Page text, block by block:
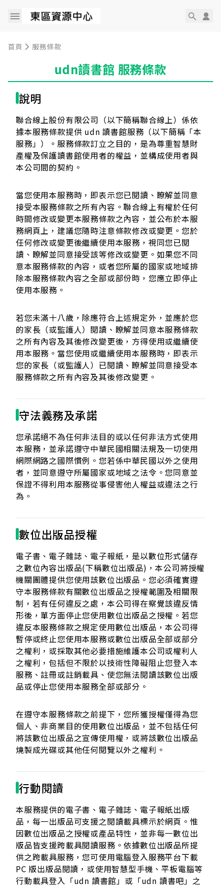
首頁 服務條款
udn讀書館 服務條款
說明
聯合線上股份有限公司（以下簡稱聯合線上）係依
據本服務條款提供 udn 讀書館服務（以下簡稱「本
服務」）。服務條款訂立之目的，是為尊重智慧財
產權及保護讀書館使用者的權益，並構成使用者與
本公司間的契約。
當您使用本服務時，即表示您已閱讀、瞭解並同意
接受本服務條款之所有內容。聯合線上有權於任何
時間修改或變更本服務條款之內容，並公布於本服
務網頁上，建議您隨時注意條款修改或變更。您於
任何修改或變更後繼續使用本服務，視同您已閱
讀、瞭解並同意接受該等修改或變更。如果您不同
意本服務條款的內容，或者您所屬的國家或地域排
除本服務條款內容之全部或部份時，您應立即停止
使用本服務。
若您未滿十八歲，除應符合上述規定外，並應於您
的家長（或監護人）閱讀、瞭解並同意本服務條款
之所有內容及其後修改變更後，方得使用或繼續使
用本服務。當您使用或繼續使用本服務時，即表示
您的家長（或監護人）已閱讀、瞭解並同意接受本
服務條款之所有內容及其後修改變更。
守法義務及承諾
您承諾絕不為任何非法目的或以任何非法方式使用
本服務，並承諾遵守中華民國相關法規及一切使用
網際網路之國際慣例。您若係中華民國以外之使用
者，並同意遵守所屬國家或地域之法令。您同意並
保證不得利用本服務從事侵害他人權益或違法之行
為。
數位出版品授權
電子書、電子雜誌、電子報紙，是以數位形式儲存
之數位內容出版品(下稱數位出版品)，本公司將授權
機關團體提供您使用該數位出版品。您必須確實遵
守本服務條款有關數位出版品之授權範圍及相關限
制，若有任何違反之處，本公司得在察覺該違反情
形後，單方面停止您使用數位出版品之授權。若您
違反本服務條款之規定使用數位出版品，本公司得
暫停或終止您使用本服務或數位出版品全部或部分
之權利，或採取其他必要措施維護本公司或權利人
之權利，包括但不限於以技術性障礙阻止您登入本
服務、註冊或註銷載具、使您無法閱讀該數位出版
品或停止您使用本服務全部或部分。
在遵守本服務條款之前提下，您所獲授權僅得為您
個人、非商業目的使用數位出版品，並不包括任何
將該數位出版品之宣傳使用權，或將該數位出版品
燒製成光碟或其他任何閱覽以外之權利。
行動閱讀
本服務提供的電子書、電子雜誌、電子報紙出版
品，每一出版品可支援之閱讀載具標示於網頁。惟
因數位出版品之授權或產品特性，並非每一數位出
版品皆支援跨載具閱讀服務。依據數位出版品所提
供之跨載具服務，您可使用電腦登入服務平台下載
PC 版出版品閱讀，或使用智慧型手機、平板電腦等
行動載具登入「udn 讀書館」或「udn 讀書吧」之